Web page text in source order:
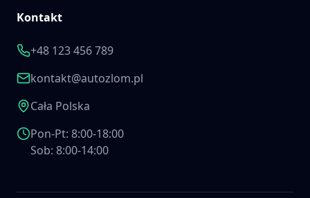
Kontakt
+48 123 456 789
kontakt@autozlom.pl
Cała Polska
Pon-Pt: 8:00-18:00
Sob: 8:00-14:00